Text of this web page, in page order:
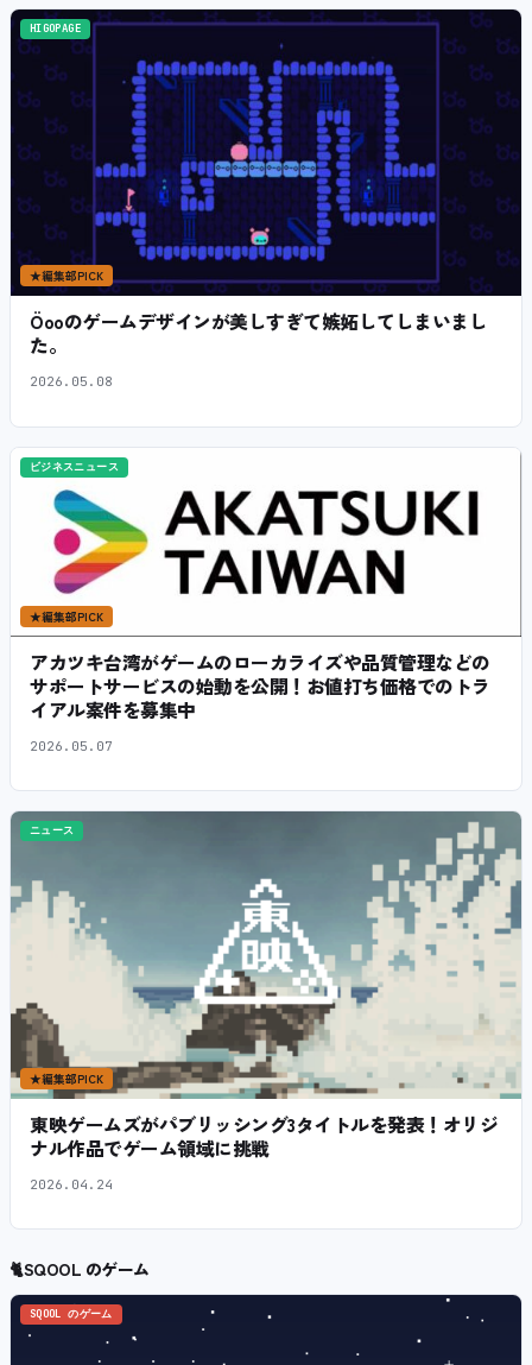
HIGOPAGE
★編集部PICK
Öooのゲームデザインが美しすぎて嫉妬してしまいまし
た。
2026.05.08
ビジネスニュース
★編集部PICK
アカツキ台湾がゲームのローカライズや品質管理などの
サポートサービスの始動を公開！お値打ち価格でのトラ
イアル案件を募集中
2026.05.07
ニュース
★編集部PICK
東映ゲームズがパブリッシング3タイトルを発表！オリジ
ナル作品でゲーム領域に挑戦
2026.04.24
🐈SQOOL のゲーム
SQOOL のゲーム